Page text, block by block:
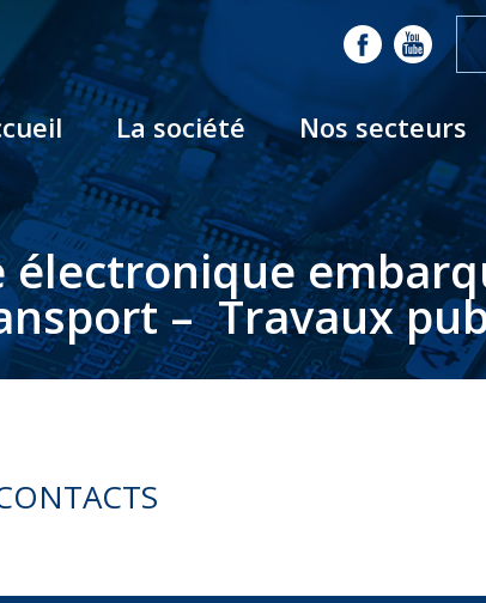
La société Nos secteurs
électronique
– Travaux